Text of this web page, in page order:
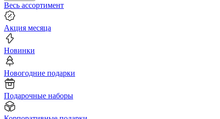
Весь ассортимент
Акция месяца
Новинки
Новогодние подарки
Подарочные наборы